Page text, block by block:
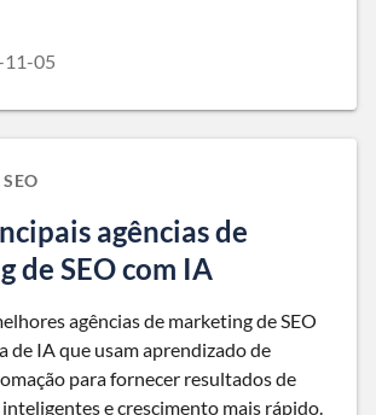
11-05
agências de
de SEO com IA
agências de marketing de SEO
de IA que usam aprendizado de
para fornecer resultados de
e crescimento mais rápido.